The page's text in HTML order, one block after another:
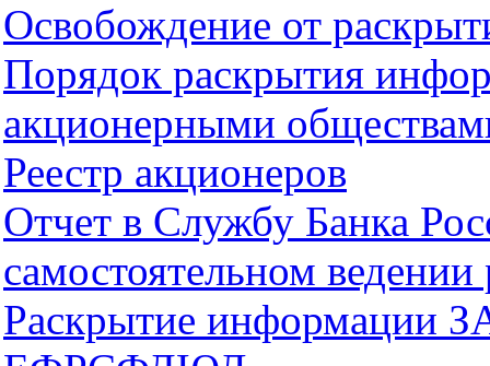
Освобождение от
Порядок раскрытия
акционерными
Реестр акционеров
Отчет в Службу Банка
самостоятельном ведении
Раскрытие информации